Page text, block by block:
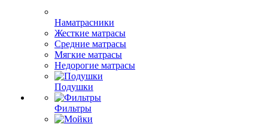
Наматрасники
Жесткие матрасы
Средние матрасы
Мягкие матрасы
Недорогие матрасы
Подушки
Фильтры